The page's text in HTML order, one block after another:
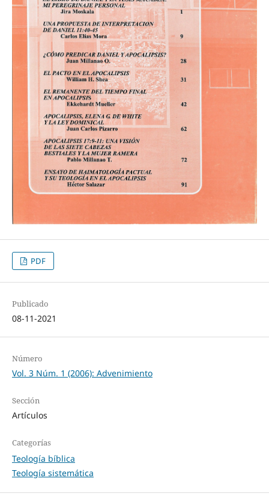
PDF
Publicado
08-11-2021
Número
Vol. 3 Núm. 1 (2006): Advenimiento
Sección
Artículos
Categorías
Teología bíblica
Teología sistemática